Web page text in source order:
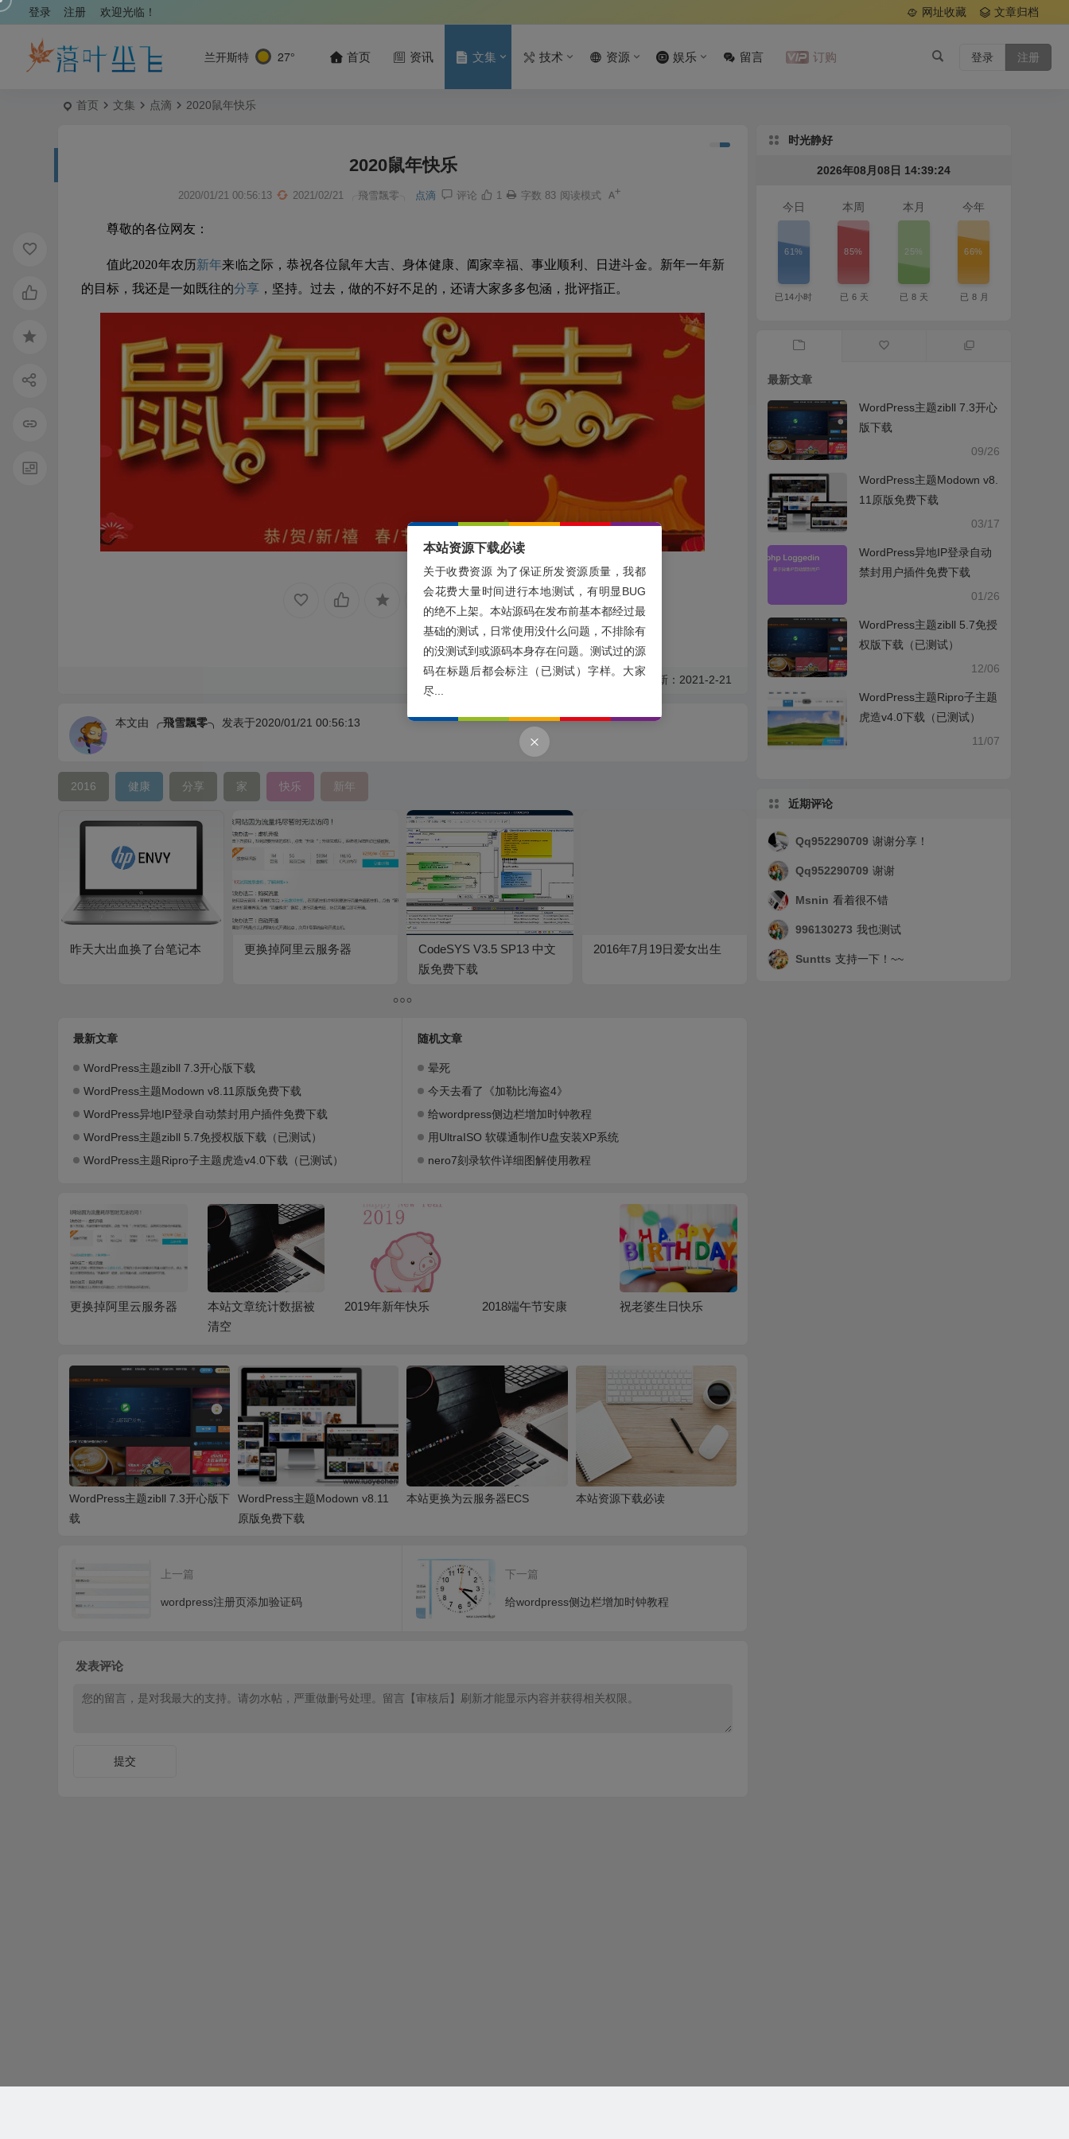
欢迎光临！
登录 注册 网址收藏 文章归档
兰开斯特 27° 首页 资讯 文集 技术 资源 娱乐 留言 订购 登录 注册
首页 文集 点滴 2020鼠年快乐
2020鼠年快乐
2020/01/21 00:56:13 2021/02/21 ╭飛雪飄零╮ 点滴 评论 1 字数 83 阅读模式
尊敬的各位网友：
值此2020年农历新年来临之际，恭祝各位鼠年大吉、身体健康、阖家幸福、事业顺利、日进斗金。新年一年新
的目标，我还是一如既往的分享 ，坚持。过去，做的不好不足的，还请大家多多包涵，批评指正。
最后更新：2021-2-21
本文由 ╭飛雪飄零╮ 发表于2020/01/21 00:56:13
2016 健康 分享 家 快乐 新年
昨天大出血换了台笔记本 更换掉阿里云服务器
CodeSYS V3.5 SP13 中文
版免费下载
2016年7月19日爱女出生
最新文章
WordPress主题zibll 7.3开心版下载
WordPress主题Modown v8.11原版免费下载
WordPress异地IP登录自动禁封用户插件免费下载
WordPress主题zibll 5.7免授权版下载（已测试）
WordPress主题Ripro子主题虎造v4.0下载（已测试）
随机文章
晕死
今天去看了《加勒比海盗4》
给wordpress侧边栏增加时钟教程
用UltraISO 软碟通制作U盘安装XP系统
nero7刻录软件详细图解使用教程
更换掉阿里云服务器
本站文章统计数据被
清空
2019年新年快乐 2018端午节安康 祝老婆生日快乐
WordPress主题zibll 7.3开心版下
载
WordPress主题Modown v8.11
原版免费下载
本站更换为云服务器ECS 本站资源下载必读
上一篇
wordpress注册页添加验证码
下一篇
给wordpress侧边栏增加时钟教程
发表评论
时光静好
2026年08月08日 14:39:25
今日
61%
已 14小时
本周
85%
已 6 天
本月
25%
已 8 天
今年
66%
已 8 月
最新文章
WordPress主题zibll 7.3开心
版下载
09/26
WordPress主题Modown v8.
11原版免费下载
03/17
WordPress异地IP登录自动
禁封用户插件免费下载
01/26
WordPress主题zibll 5.7免授
权版下载（已测试）
12/06
WordPress主题Ripro子主题
虎造v4.0下载（已测试）
11/07
近期评论
Qq952290709 谢谢分享！
Qq952290709 谢谢
Msnin 看着很不错
996130273 我也测试
Suntts 支持一下！~~
本站资源下载必读
关于收费资源 为了保证所发资源质量，我都
会花费大量时间进行本地测试，有明显BUG
的绝不上架。本站源码在发布前基本都经过最
基础的测试，日常使用没什么问题，不排除有
的没测试到或源码本身存在问题。测试过的源
码在标题后都会标注（已测试）字样。大家
尽...